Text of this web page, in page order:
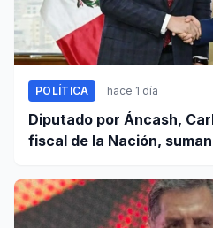
POLÍTICA hace 1 día
Diputado por Áncash,
fiscal de la Nación,